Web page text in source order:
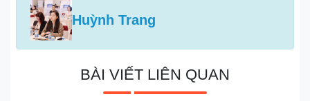
Huỳnh Trang
BÀI VIẾT LIÊN QUAN